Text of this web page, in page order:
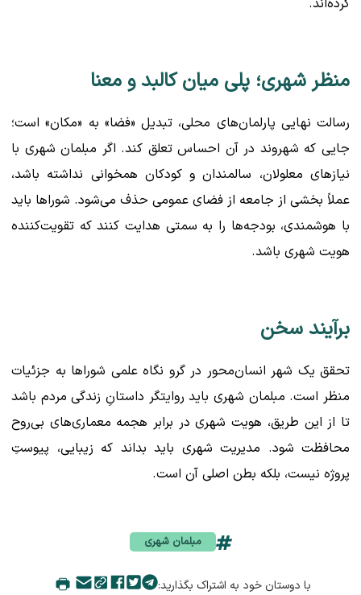
کرده‌اند.
منظر شهری؛ پلی میان کالبد و معنا
رسالت نهایی پارلمان‌های محلی، تبدیل «فضا» به «مکان» است؛
جایی که شهروند در آن احساس تعلق کند. اگر مبلمان شهری با
نیازهای معلولان، سالمندان و کودکان همخوانی نداشته باشد،
عملاً بخشی از جامعه از فضای عمومی حذف می‌شود. شوراها باید
با هوشمندی، بودجه‌ها را به سمتی هدایت کنند که تقویت‌کننده
هویت شهری باشد.
برآیند سخن
تحقق یک شهر انسان‌محور در گرو نگاه علمی شوراها به جزئیات
منظر است. مبلمان شهری باید روایتگر داستانِ زندگی مردم باشد
تا از این طریق، هویت شهری در برابر هجمه معماری‌های بی‌روح
محافظت شود. مدیریت شهری باید بداند که زیبایی، پیوستِ
پروژه نیست، بلکه بطن اصلی آن است.
مبلمان شهری
با دوستان خود به اشتراک بگذارید: